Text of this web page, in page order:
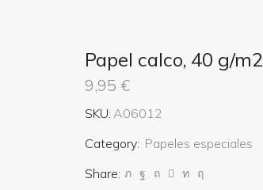
Papel calco, 40 g/m2
9,95 €
SKU: A06012
Category: Papeles especiales
Share: